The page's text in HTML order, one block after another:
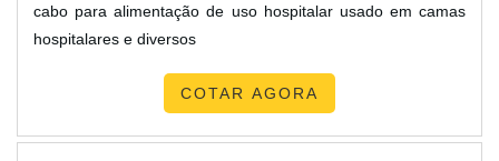
ter se tornado destaque quando pensamos em uma
empresa que entrega confiança e produtos de qualidade.
Alguns desses motivos são: Atendimento personalizado;
Profissionais com vasta experiência na área de atuação;
Diversas opções de pagamento disponíveis; Amplo estoque
cabo para alimentação de uso hospitalar usado em camas
hospitalares e diversos
COTAR AGORA